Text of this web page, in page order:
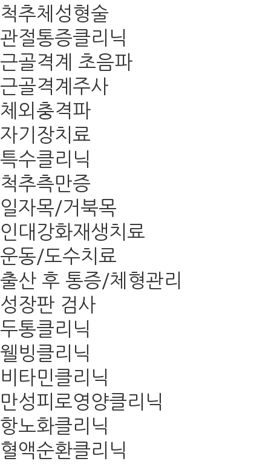
척추체성형술
관절통증클리닉
근골격계 초음파
근골격계주사
체외충격파
자기장치료
특수클리닉
척추측만증
일자목/거북목
인대강화재생치료
운동/도수치료
출산 후 통증/체형관리
성장판 검사
두통클리닉
웰빙클리닉
비타민클리닉
만성피로영양클리닉
항노화클리닉
혈액순환클리닉